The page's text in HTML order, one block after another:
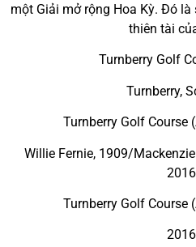
một Giải mở rộng Hoa Kỳ. Đó
thiên tài
Turnberry Golf
Turnberry,
Turnberry Golf Course
Willie Fernie, 1909/
2016
Turnberry Golf Course
2016